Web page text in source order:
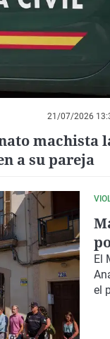
21/07/2026
machista
a su pareja
El
el